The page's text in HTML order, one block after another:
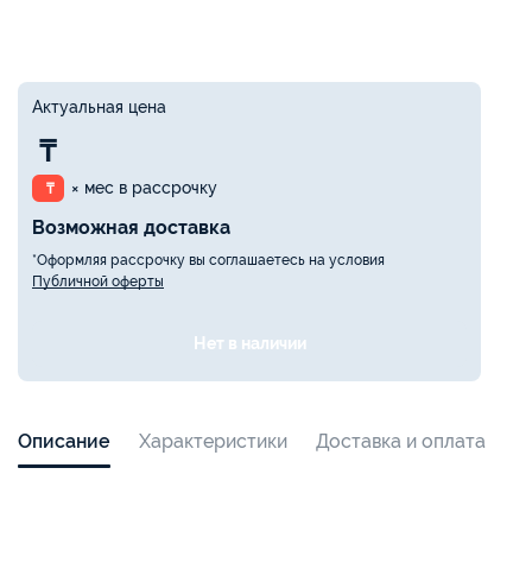
Актуальная цена
₸
₸ × мес в рассрочку
Возможная доставка
*Оформляя рассрочку вы соглашаетесь на условия
Публичной оферты
Нет в наличии
Описание Характеристики Доставка и оплата